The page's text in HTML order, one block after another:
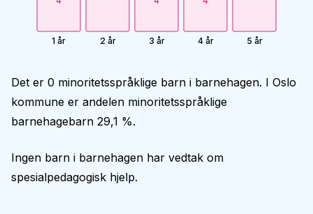
1 år 2 år 3 år 4 år 5 år
Det er 0 minoritetsspråklige barn i barnehagen. I Oslo
kommune er andelen minoritetsspråklige
barnehagebarn 29,1 %.
Ingen barn i barnehagen har vedtak om
spesialpedagogisk hjelp.